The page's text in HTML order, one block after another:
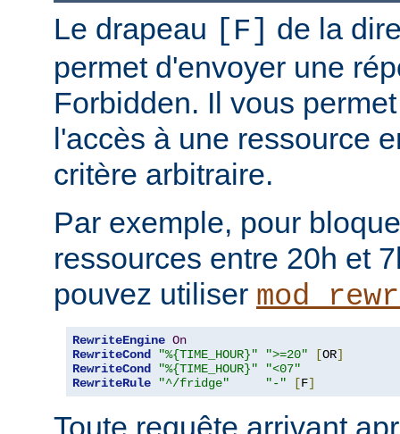
Le drapeau [F] de la
permet d'envoyer une
Forbidden. Il vous
l'accès à une ressource
critère arbitraire.
Par exemple, pour
ressources entre 20h et
pouvez utiliser
RewriteEngine On
RewriteCond
"%{TIME_HOUR}" ">=20" [OR]
RewriteCond
"%{TIME_HOUR}"
"<07"
RewriteRule
"^/fridge" "-" [F]
Toute requête arrivant